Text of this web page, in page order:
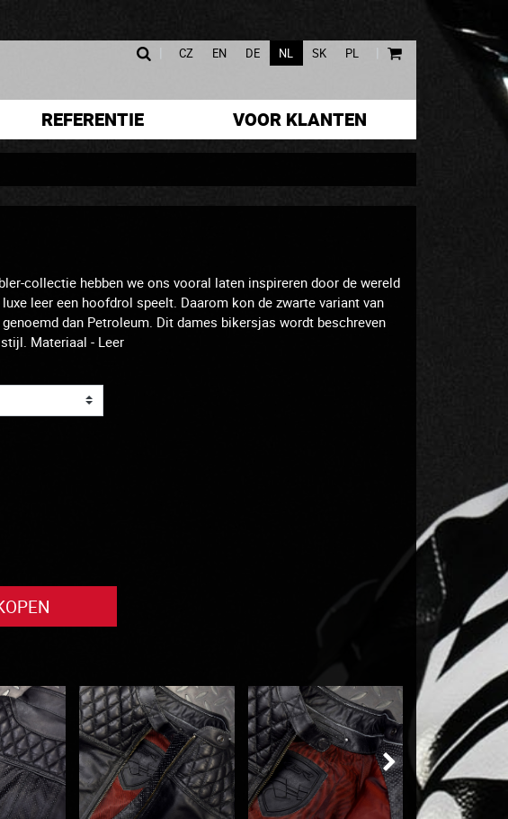
CZ EN DE NL SK PL |
REFERENTIE VOOR KLANTEN
collectie hebben we ons vooral laten inspireren door de wereld
leer een hoofdrol speelt. Daarom kon de zwarte variant van
dan Petroleum. Dit dames bikersjas wordt beschreven
Materiaal - Leer